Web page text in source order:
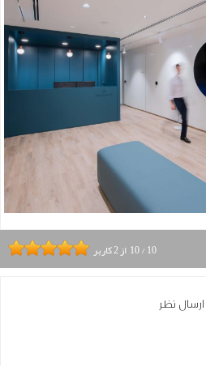
10/10 از2کاربر
ارسال نظر